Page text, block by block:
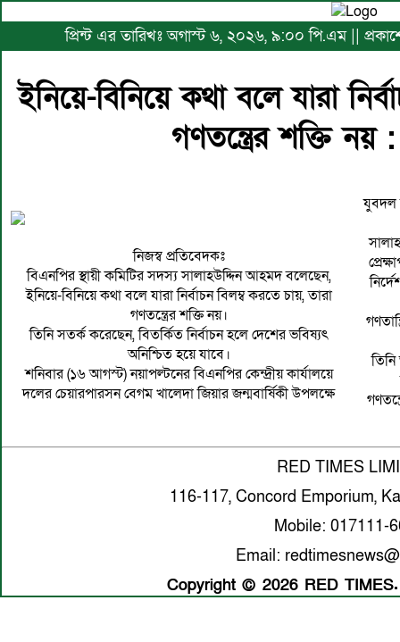
প্রিন্ট এর তারিখঃ অগাস্ট ৬, ২০২৬, ৯:০০ পি.এম ||
ইনিয়ে-বিনিয়ে কথা বলে যারা
গণতন্ত্রের শক্তি নয়
নিজস্ব প্রতিবেদকঃ
বিএনপির স্থায়ী কমিটির সদস্য সালাহউদ্দিন আহমদ বলেছেন,
ইনিয়ে-বিনিয়ে কথা বলে যারা নির্বাচন বিলম্ব করতে চায়, তারা
গণতন্ত্রের শক্তি নয়।
তিনি সতর্ক করেছেন, বিতর্কিত নির্বাচন হলে দেশের ভবিষ্যৎ
অনিশ্চিত হয়ে যাবে।
শনিবার (১৬ আগস্ট) নয়াপল্টনের বিএনপির কেন্দ্রীয় কার্যালয়ে
দলের চেয়ারপারসন বেগম খালেদা জিয়ার জন্মবার্ষিকী উপলক্ষে
যুবদল
RED TIMES
116-117, Concord Emporium,
Mobile: 017111-
Email:
Copyright © 2026 RED